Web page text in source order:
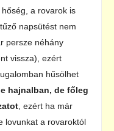
a rovarok is
napsütést nem
persze néhány
vissza), ezért
hűsölhet
hajnalban, de főleg
, ezért ha már
lovunkat a rovaroktól